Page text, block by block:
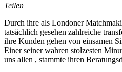
Teilen
Durch ihre als Londoner
tatsächlich gesehen zahlreiche
ihre Kunden gehen von einsamen
Einer seiner wahren stolzesten
uns allen , stammte ihren